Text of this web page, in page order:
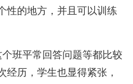
性的地方，并且可以训练
班平常回答问题等都比较
经历，学生也显得紧张，